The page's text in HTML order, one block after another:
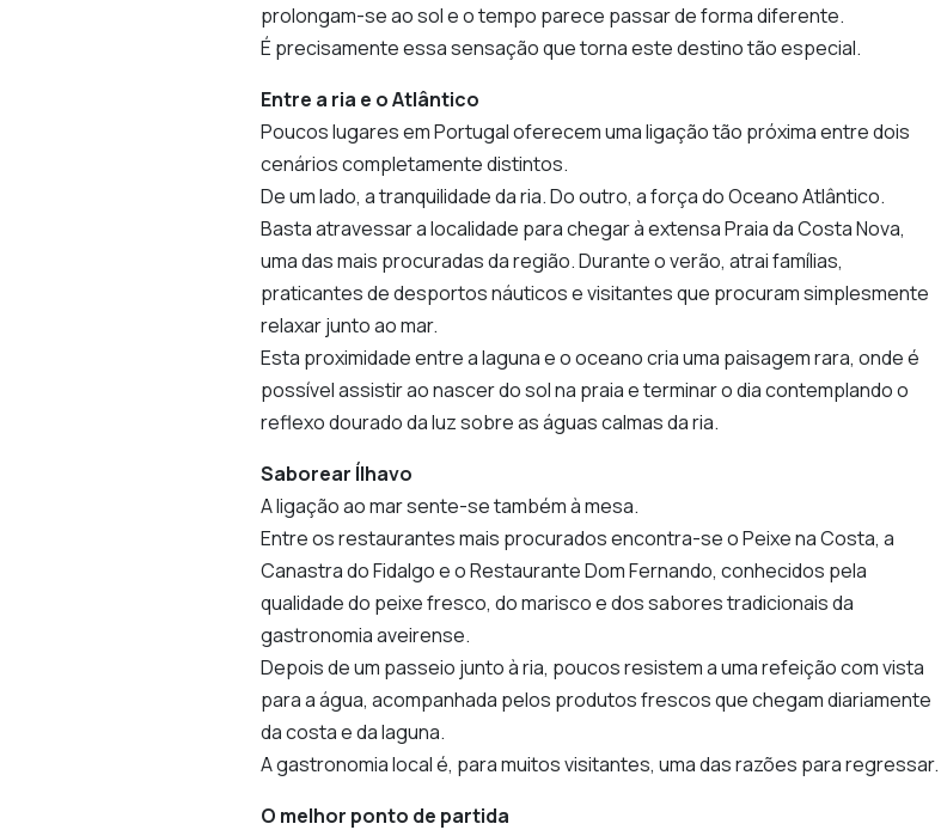
prolongam-se ao sol e o tempo parece passar de forma diferente.
É precisamente essa sensação que torna este destino tão especial.
Entre a ria e o Atlântico
Poucos lugares em Portugal oferecem uma ligação tão próxima entre dois
cenários completamente distintos.
De um lado, a tranquilidade da ria. Do outro, a força do Oceano Atlântico.
Basta atravessar a localidade para chegar à extensa Praia da Costa Nova,
uma das mais procuradas da região. Durante o verão, atrai famílias,
praticantes de desportos náuticos e visitantes que procuram simplesmente
relaxar junto ao mar.
Esta proximidade entre a laguna e o oceano cria uma paisagem rara, onde é
possível assistir ao nascer do sol na praia e terminar o dia contemplando o
reflexo dourado da luz sobre as águas calmas da ria.
Saborear Ílhavo
A ligação ao mar sente-se também à mesa.
Entre os restaurantes mais procurados encontra-se o Peixe na Costa, a
Canastra do Fidalgo e o Restaurante Dom Fernando, conhecidos pela
qualidade do peixe fresco, do marisco e dos sabores tradicionais da
gastronomia aveirense.
Depois de um passeio junto à ria, poucos resistem a uma refeição com vista
para a água, acompanhada pelos produtos frescos que chegam diariamente
da costa e da laguna.
A gastronomia local é, para muitos visitantes, uma das razões para regressar.
O melhor ponto de partida